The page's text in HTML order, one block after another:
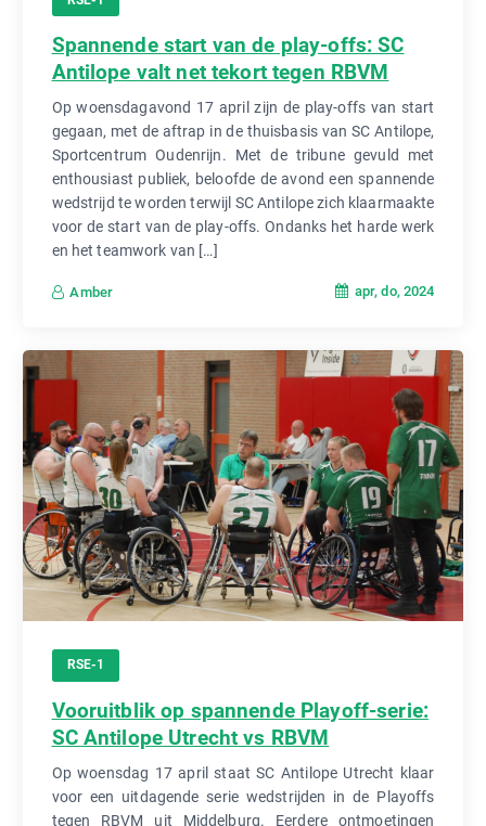
Spannende start van de play-offs: SC
Antilope valt net tekort tegen RBVM
Op woensdagavond 17 april zijn de play-offs van start
gegaan, met de aftrap in de thuisbasis van SC Antilope,
Sportcentrum Oudenrijn. Met de tribune gevuld met
enthousiast publiek, beloofde de avond een spannende
wedstrijd te worden terwijl SC Antilope zich klaarmaakte
voor de start van de play-offs. Ondanks het harde werk
en het teamwork van […]
Amber apr, do, 2024
RSE-1
Vooruitblik op spannende Playoff-serie:
SC Antilope Utrecht vs RBVM
Op woensdag 17 april staat SC Antilope Utrecht klaar
voor een uitdagende serie wedstrijden in de Playoffs
tegen RBVM uit Middelburg. Eerdere ontmoetingen